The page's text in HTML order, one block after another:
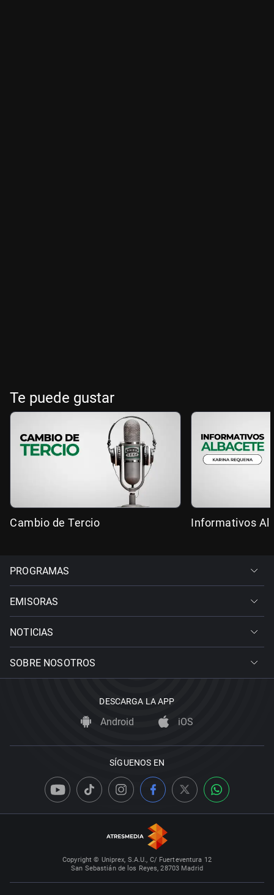
Te puede gustar
Cambio de Tercio Informativos
PROGRAMAS
EMISORAS
NOTICIAS
SOBRE NOSOTROS
DESCARGA LA APP
Android iOS
SÍGUENOS EN
Copyright © Uniprex, S.A.U., C/ Fuerteventura 12
San Sebastián de los Reyes, 28703 Madrid